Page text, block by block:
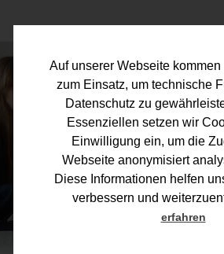
Auf unserer Webseite
zum Einsatz, um technische
Datenschutz zu
Essenziellen setzen wir
Einwilligung ein, um die
Webseite anonymisiert
Diese Informationen helfen
verbessern und
erfahren